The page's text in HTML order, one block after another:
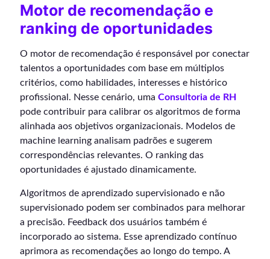
Motor de recomendação e
ranking de oportunidades
O motor de recomendação é responsável por conectar
talentos a oportunidades com base em múltiplos
critérios, como habilidades, interesses e histórico
profissional. Nesse cenário, uma Consultoria de RH
pode contribuir para calibrar os algoritmos de forma
alinhada aos objetivos organizacionais. Modelos de
machine learning analisam padrões e sugerem
correspondências relevantes. O ranking das
oportunidades é ajustado dinamicamente.
Algoritmos de aprendizado supervisionado e não
supervisionado podem ser combinados para melhorar
a precisão. Feedback dos usuários também é
incorporado ao sistema. Esse aprendizado contínuo
aprimora as recomendações ao longo do tempo. A